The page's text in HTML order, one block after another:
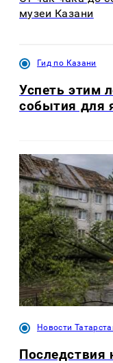
музеи Казани
Гид по Казани
Успеть этим
события для
Новости
Последствия